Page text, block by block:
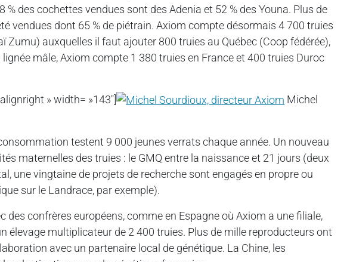
% des cochettes vendues sont des Adenia et 52 % des Youna. Plus de
vendues dont 65 % de piétrain. Axiom compte désormais 4 700 truies
Zumu) auxquelles il faut ajouter 800 truies au Québec (Coop fédérée),
mâle, Axiom compte 1 380 truies en France et 400 truies Duroc
» width= »143″]
Michel
testent 9 000 jeunes verrats chaque année. Un nouveau
maternelles des truies : le GMQ entre la naissance et 21 jours (deux
une vingtaine de projets de recherche sont engagés en propre ou
sur le Landrace, par exemple).
confrères européens, comme en Espagne où Axiom a une filiale,
élevage multiplicateur de 2 400 truies. Plus de mille reproducteurs ont
avec un partenaire local de génétique. La Chine, les